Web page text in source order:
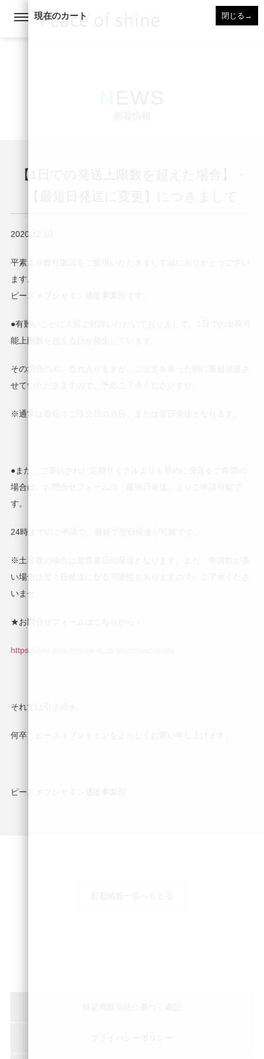
現在のカート 閉じる →
【1日での発送上限数を超えた場合】・
2020.12.10
平素より弊社製品をご愛用いただきまして誠にありがとうござい
ます。
ピースオブシャイン通販事業部です。
●有難いことに大変ご好評いただいておりまして、1日での出荷可
能上限数を超える日が発生しています。
その場合のみ、恐れ入りますが、ご注文を承った順に最短発送さ
せていただきますので、予めご了承くださいませ。
※通常は最短でご注文日の当日、または翌日発送となります。
●また、ご選択された定期サイクルよりも早めに発送をご希望の
場合は、お問合せフォームの「最短日発送」よりご申請可能で
す。
24時までのご申請で、最短で翌日発送が可能です。
※土日祝の場合は翌営業日の発送となります。また、申請数が多
い場合は翌々日発送になる可能性もありますので、ご了承くださ
いませ。
★お問合せフォームはこちらから ↓
https://cart.peaceofshine.co.jp/contact/index
それでは引き続き、
何卒、ピースオブシャインをよろしくお願い申し上げます。
ピースオブシャイン通販事業部